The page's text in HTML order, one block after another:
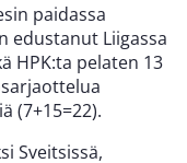
paidassa
edustanut Liigassa
HPK:ta pelaten 13
(7+15=22).
Sveitsissä,